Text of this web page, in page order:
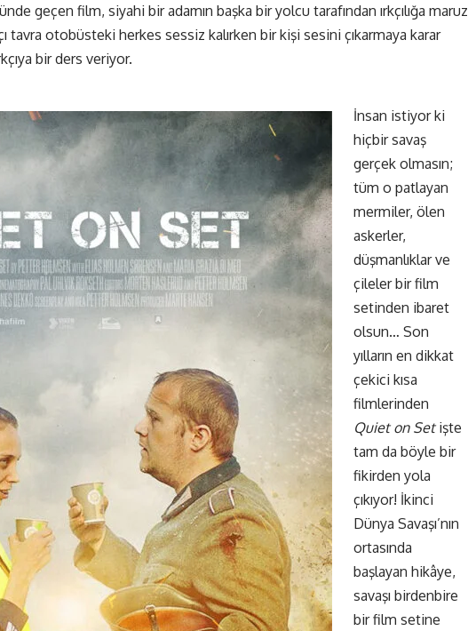
geçen film, siyahi bir adamın başka bir yolcu tarafından ırkçılığa maruz
tavra otobüsteki herkes sessiz kalırken bir kişi sesini çıkarmaya karar
bir ders veriyor.
İnsan istiyor ki
hiçbir savaş
gerçek olmasın;
tüm o patlayan
mermiler, ölen
askerler,
düşmanlıklar ve
çileler bir film
setinden ibaret
olsun… Son
yılların en dikkat
çekici kısa
filmlerinden
Quiet on Setişte
tam da böyle bir
fikirden yola
çıkıyor! İkinci
Dünya Savaşı’nın
ortasında
başlayan hikâye,
savaşı birdenbire
bir film setine